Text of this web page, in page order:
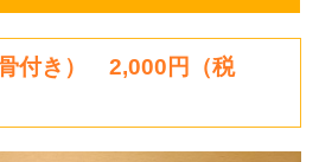
付き） 2,000円（税